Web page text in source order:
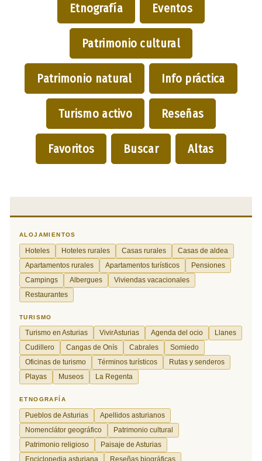
Etnografía Eventos
Patrimonio cultural
Patrimonio natural Info práctica
Turismo activo Reseñas
Favoritos Buscar Altas